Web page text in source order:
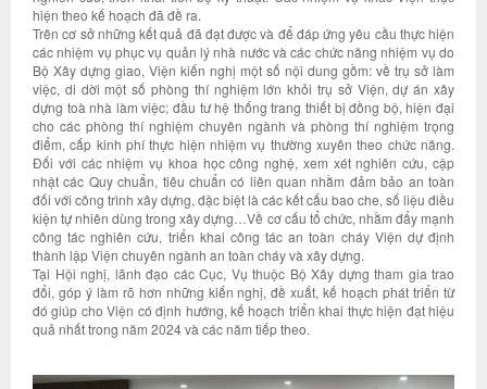
hiện theo kế hoạch đã đề ra.
Trên cơ sở những kết quả đã đạt được và để đáp ứng yêu cầu thực hiện
các nhiệm vụ phục vụ quản lý nhà nước và các chức năng nhiệm vụ do
Bộ Xây dựng giao, Viện kiến nghị một số nội dung gồm: về trụ sở làm
việc, di dời một số phòng thí nghiệm lớn khỏi trụ sở Viện, dự án xây
dựng toà nhà làm việc; đầu tư hệ thống trang thiết bị đồng bộ, hiện đại
cho các phòng thí nghiệm chuyên ngành và phòng thí nghiệm trọng
điểm, cấp kinh phí thực hiện nhiệm vụ thường xuyên theo chức năng.
Đối với các nhiệm vụ khoa học công nghệ, xem xét nghiên cứu, cập
nhật các Quy chuẩn, tiêu chuẩn có liên quan nhằm đảm bảo an toàn
đối với công trình xây dựng, đặc biệt là các kết cấu bao che, số liệu điều
kiện tự nhiên dùng trong xây dựng…Về cơ cấu tổ chức, nhằm đẩy mạnh
công tác nghiên cứu, triển khai công tác an toàn cháy Viện dự định
thành lập Viện chuyên ngành an toàn cháy và xây dựng.
Tại Hội nghị, lãnh đạo các Cục, Vụ thuộc Bộ Xây dựng tham gia trao
đổi, góp ý làm rõ hơn những kiến nghị, đề xuất, kế hoạch phát triển từ
đó giúp cho Viện có định hướng, kế hoạch triển khai thực hiện đạt hiệu
quả nhất trong năm 2024 và các năm tiếp theo.